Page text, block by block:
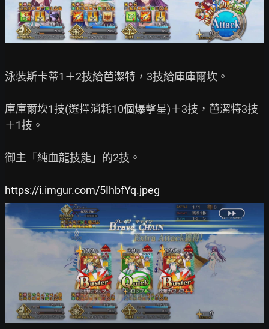
泳裝斯卡蒂1＋2技給芭潔特，3技給庫庫爾坎。
庫庫爾坎1技(選擇消耗10個爆擊星)＋3技，芭潔特3技
＋1技。
御主「純血龍技能」的2技。
https://i.imgur.com/5IhbfYq.jpeg